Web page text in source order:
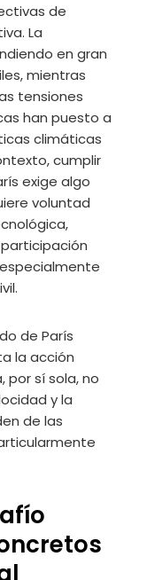
de
La
en gran
mientras
tensiones
han puesto a
climáticas
cumplir
exige algo
voluntad
de París
la acción
por sí sola, no
y la
de las